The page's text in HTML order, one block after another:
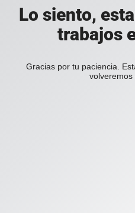
Lo siento,
trabajos
Gracias por tu paciencia.
volveremos